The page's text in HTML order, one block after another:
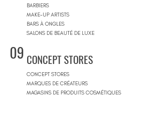
BARBIERS
MAKE-UP ARTISTS
BARS À ONGLES
SALONS DE BEAUTÉ DE LUXE
09 CONCEPT STORES
CONCEPT STORES
MARQUES DE CRÉATEURS
MAGASINS DE PRODUITS COSMÉTIQUES